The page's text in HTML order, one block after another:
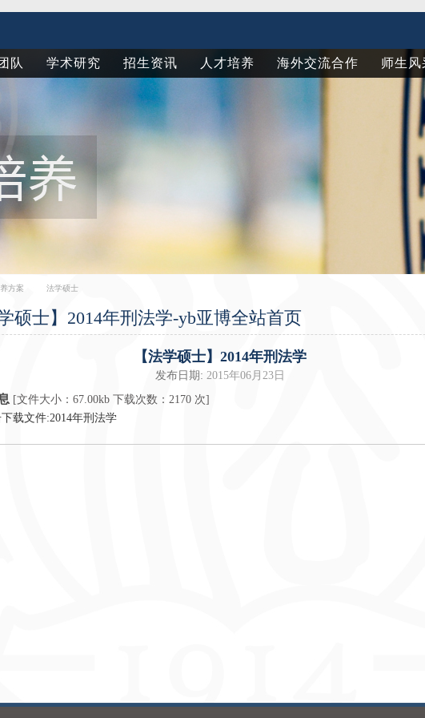
队 学术研究 招生资讯 人才培养 海外交流合作 师生风
方案 法学硕士
学硕士】2014年刑法学-yb亚博全站首页
【法学硕士】2014年刑法学
发布日期: 2015年06月23日
[文件大小： 67.00kb 下载次数： 2170 次]
载文件:2014年刑法学